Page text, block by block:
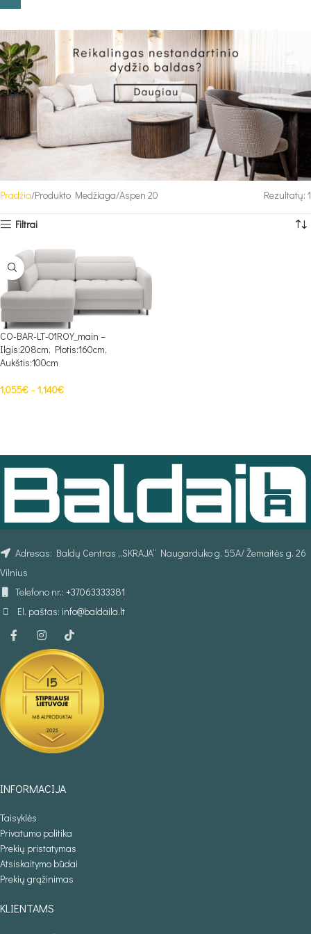
Pradžia Produkto Medžiaga Aspen 20 Rezultatų: 1
Filtrai
CO-BAR-LT-01ROY_main –
Ilgis:208cm, Plotis:160cm,
Aukštis:100cm
1,055€–1,140€
Adresas: Baldų Centras „SKRAJA“ Naugarduko g. 55A/ Žemaitės g. 26
Vilnius
Telefono nr.: +37063333381
El. paštas: info@baldaila.lt
INFORMACIJA
Taisyklės
Privatumo politika
Prekių pristatymas
Atsiskaitymo būdai
Prekių grąžinimas
KLIENTAMS